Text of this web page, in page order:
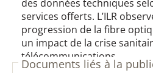
des données techniques
services offerts. L’ILR
progression de la fibre
un impact de la crise
télécommunications.
Documents liés à la